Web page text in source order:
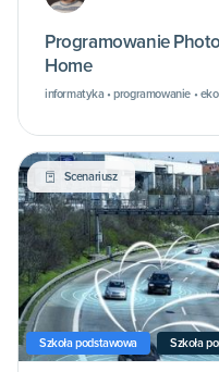
Programowanie
Home
informatyka • programowanie •
Scenariusz
Szkoła podstawowa Szkoła